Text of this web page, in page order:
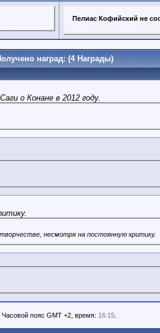
Пелиас Кофийский не
наград: (4 Награды)
о Конане в 2012 году.
несмотря на постоянную критику.
Часовой пояс GMT +2, время: 16:15.